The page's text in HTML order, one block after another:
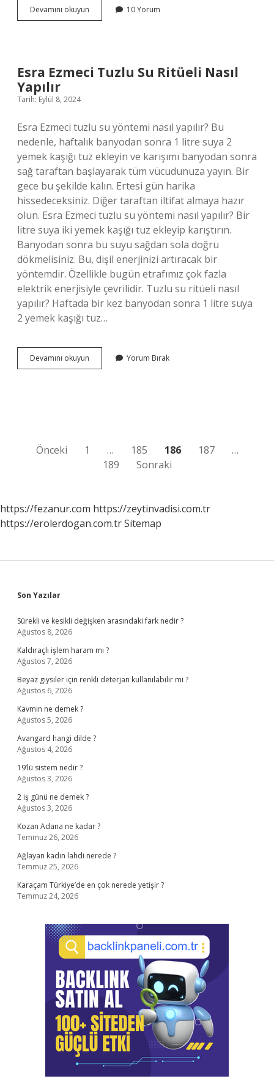
Devamını okuyun Memede
Uyuyan
10 Yorum
Esra Ezmeci Tuzlu Su Ritüeli Nasıl
Yapılır
Tarih: Eylül 8, 2024
Esra Ezmeci tuzlu su yöntemi nasıl yapılır? Bu
nedenle, haftalık banyodan sonra 1 litre suya 2
yemek kaşığı tuz ekleyin ve karışımı banyodan sonra
sağ taraftan başlayarak tüm vücudunuza yayın. Bir
gece bu şekilde kalın. Ertesi gün harika
hissedeceksiniz. Diğer taraftan iltifat almaya hazır
olun. Esra Ezmeci tuzlu su yöntemi nasıl yapılır? Bir
litre suya iki yemek kaşığı tuz ekleyip karıştırın.
Banyodan sonra bu suyu sağdan sola doğru
dökmelisiniz. Bu, dişil enerjinizi artıracak bir
yöntemdir. Özellikle bugün etrafımız çok fazla
elektrik enerjisiyle çevrilidir. Tuzlu su ritüeli nasıl
yapılır? Haftada bir kez banyodan sonra 1 litre suya
2 yemek kaşığı tuz…
Devamını okuyun
Ezmeci
Yorum Bırak
Yazı
sayfalaması
Önceki 1 … 185 186 187
…
189
Sonraki
https://fezanur.com https://zeytinvadisi.com.tr
https://erolerdogan.com.trSitemap
Sidebar
Son Yazılar
Sürekli ve kesikli değişken arasındaki fark nedir ?
Ağustos 8, 2026
Kaldıraçlı işlem haram mı ?
Ağustos 7, 2026
Beyaz giysiler için renkli deterjan kullanılabilir mi ?
Ağustos 6, 2026
Kavmin ne demek ?
Ağustos 5, 2026
Avangard hangi dilde ?
Ağustos 4, 2026
19’lü sistem nedir ?
Ağustos 3, 2026
2 iş günü ne demek ?
Ağustos 3, 2026
Kozan Adana ne kadar ?
Temmuz 26, 2026
Ağlayan kadın lahdi nerede ?
Temmuz 25, 2026
Karaçam Türkiye’de en çok nerede yetişir ?
Temmuz 24, 2026